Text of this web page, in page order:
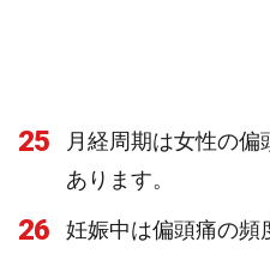
25
月経周期は女性の
あります。
26
妊娠中は偏頭痛の頻